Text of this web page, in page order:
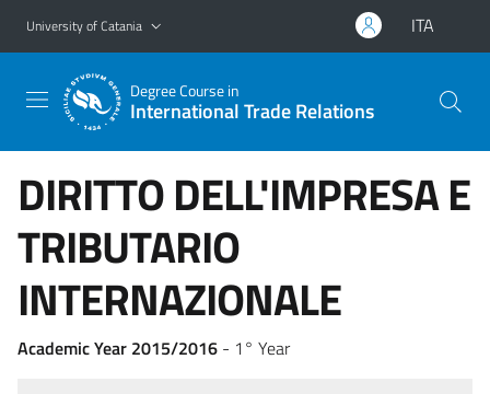
Go to main content
Go to navigation menu
University of Catania ITA
Degree Course in
International Trade Relations
DIRITTO DELL'IMPRESA E
TRIBUTARIO
INTERNAZIONALE
Academic Year 2015/2016 - 1° Year